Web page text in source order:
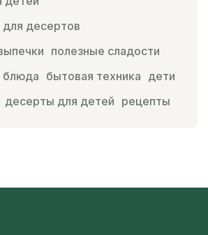
десертов
полезные сладости
блюда бытовая техника дети
десерты для детей рецепты